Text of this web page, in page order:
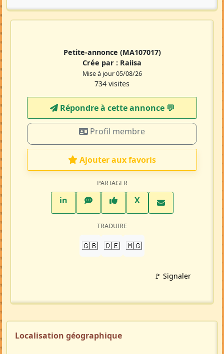
Petite-annonce (MA107017)
Crée par : Raiisa
Mise à jour 05/08/26
734 visites
Répondre à cette annonce 💬​
Profil membre
Ajouter aux favoris
PARTAGER
inLinkedInWhatsAppFacebook
XTwitter X
TRADUIRE
🇬🇧 🇩🇪 🇲🇬
🚩 Signaler
Localisation géographique